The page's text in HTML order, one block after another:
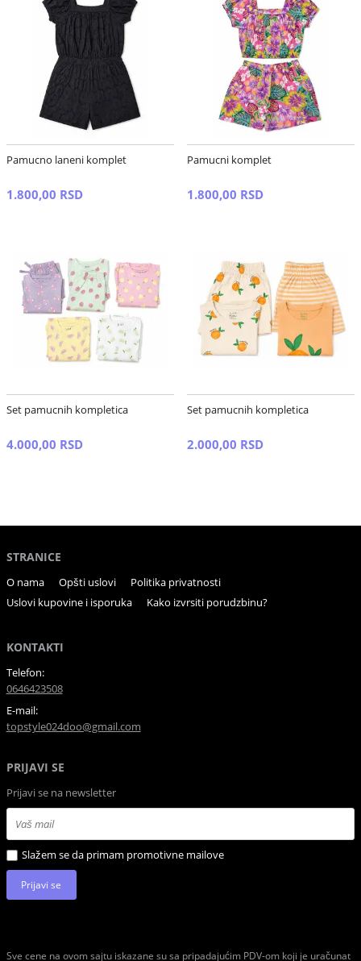
Pamucno laneni komplet
1.800,00 RSD
Pamucni komplet
1.800,00 RSD
Set pamucnih kompletica
4.000,00 RSD
Set pamucnih kompletica
2.000,00 RSD
STRANICE
O nama Opšti uslovi
Politika privatnosti
Uslovi kupovine i isporuka
Kako izvrsiti porudzbinu?
KONTAKTI
Telefon:
0646423508
E-mail:
topstyle024doo@gmail.com
PRIJAVI SE
Prijavi se na newsletter
Slažem se da primam promotivne mailove
Prijavi se
Sve cene na ovom sajtu iskazane su sa pripadajućim PDV-om koji je uračunat